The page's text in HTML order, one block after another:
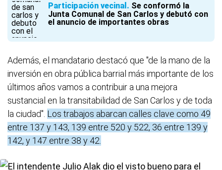
Participación vecinal
Se conformó la
Junta Comunal de San Carlos y debutó con
el anuncio de importantes obras
Además, el mandatario destacó que "de la mano de la
inversión en obra pública barrial más importante de los
últimos años vamos a contribuir a una mejora
sustancial en la transitabilidad de San Carlos y de toda
la ciudad". Los trabajos abarcan calles clave como 49
entre 137 y 143, 139 entre 520 y 522, 36 entre 139 y
142, y 147 entre 38 y 42.